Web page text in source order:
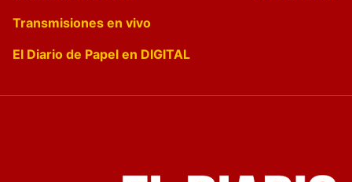
Transmisiones en vivo
El Diario de Papel en DIGITAL